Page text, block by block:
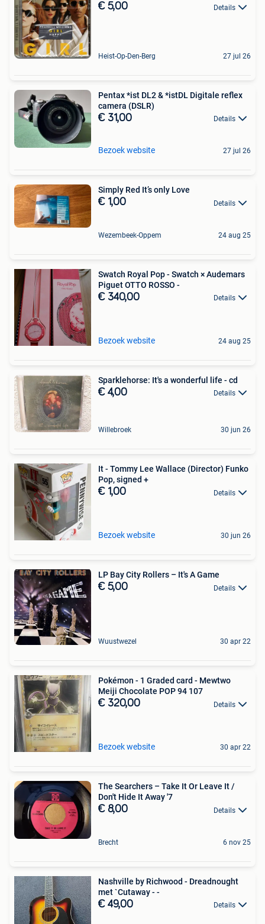
€ 5,00 Details
Heist-Op-Den-Berg 27 jul 26
Pentax *ist DL2 & *istDL Digitale reflex
camera (DSLR)
€ 31,00 Details
Bezoek website 27 jul 26
Simply Red It’s only Love
€ 1,00 Details
Wezembeek-Oppem 24 aug 25
Swatch Royal Pop - Swatch × Audemars
Piguet OTTO ROSSO -
€ 340,00 Details
Bezoek website 24 aug 25
Sparklehorse: It's a wonderful life - cd
€ 4,00 Details
Willebroek 30 jun 26
It - Tommy Lee Wallace (Director) Funko
Pop, signed +
€ 1,00 Details
Bezoek website 30 jun 26
LP Bay City Rollers – It's A Game
€ 5,00 Details
Wuustwezel 30 apr 22
Pokémon - 1 Graded card - Mewtwo
Meiji Chocolate POP 94 107
€ 320,00 Details
Bezoek website 30 apr 22
The Searchers ‎– Take It Or Leave It /
Don't Hide It Away '7
€ 8,00 Details
Brecht 6 nov 25
Nashville by Richwood - Dreadnought
met `Cutaway - -
€ 49,00 Details